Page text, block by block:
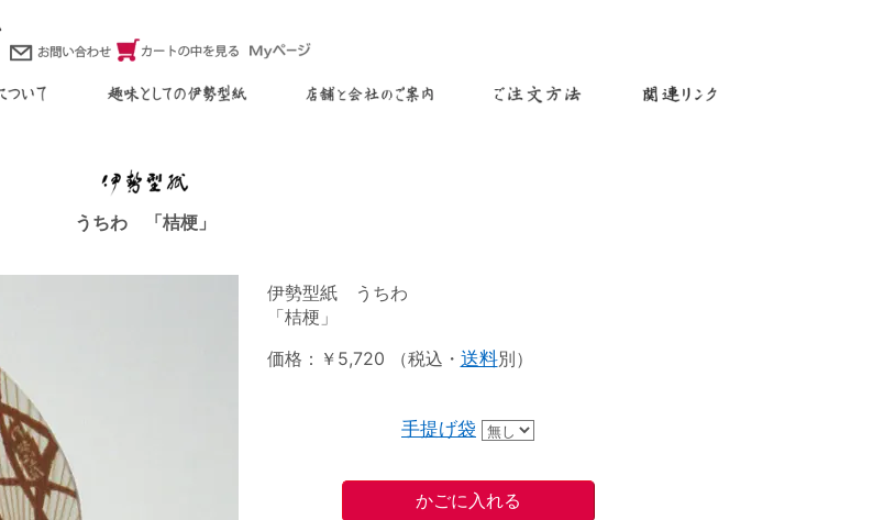
うちわ 「桔梗」
伊勢型紙 うちわ
「桔梗」
価格：￥5,720 （税込・ 送料別）
手提げ袋